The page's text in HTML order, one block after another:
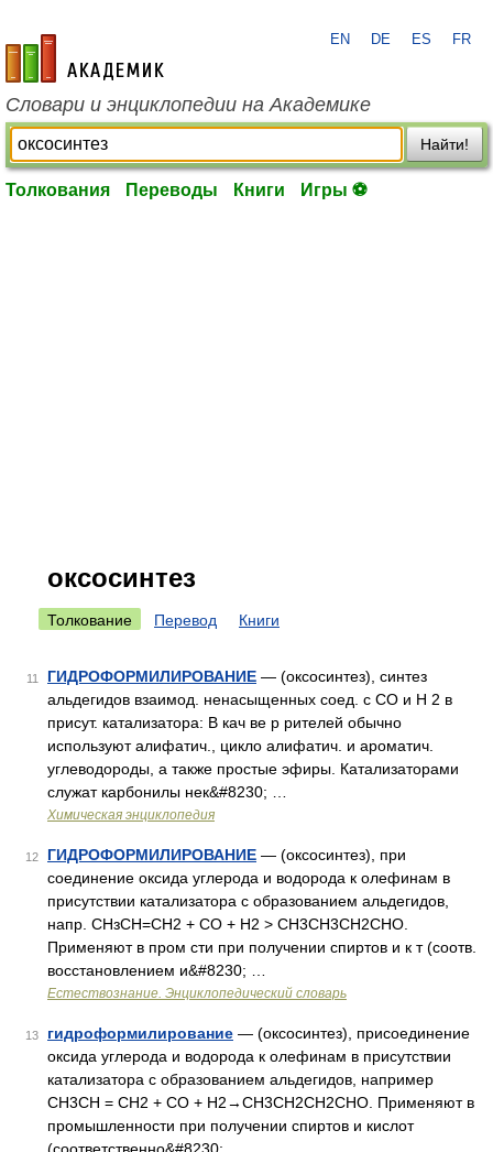
academic.ru
EN DE ES FR
Словари и энциклопедии на Академике
Найти!
Толкования Переводы Книги Игры ⚽
оксосинтез
Толкование Перевод Книги
11 ГИДРОФОРМИЛИРОВАНИЕ — (оксосинтез), синтез
альдегидов взаимод. ненасыщенных соед. с СО и Н 2 в
присут. катализатора: В кач ве р рителей обычно
используют алифатич., цикло алифатич. и ароматич.
углеводороды, а также простые эфиры. Катализаторами
служат карбонилы нек&#8230; …
Химическая энциклопедия
12 ГИДРОФОРМИЛИРОВАНИЕ — (оксосинтез), при
соединение оксида углерода и водорода к олефинам в
присутствии катализатора с образованием альдегидов,
напр. СНзСН=СН2 + СО + Н2 > СН3СН3СН2СНО.
Применяют в пром сти при получении спиртов и к т (соотв.
восстановлением и&#8230; …
Естествознание. Энциклопедический словарь
13 гидроформилирование — (оксосинтез), присоединение
оксида углерода и водорода к олефинам в присутствии
катализатора с образованием альдегидов, например
СН3СН = СН2 + СО + Н2→СН3СН2СН2СНО. Применяют в
промышленности при получении спиртов и кислот